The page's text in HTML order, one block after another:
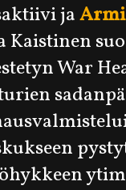
ja
Kaistinen
War